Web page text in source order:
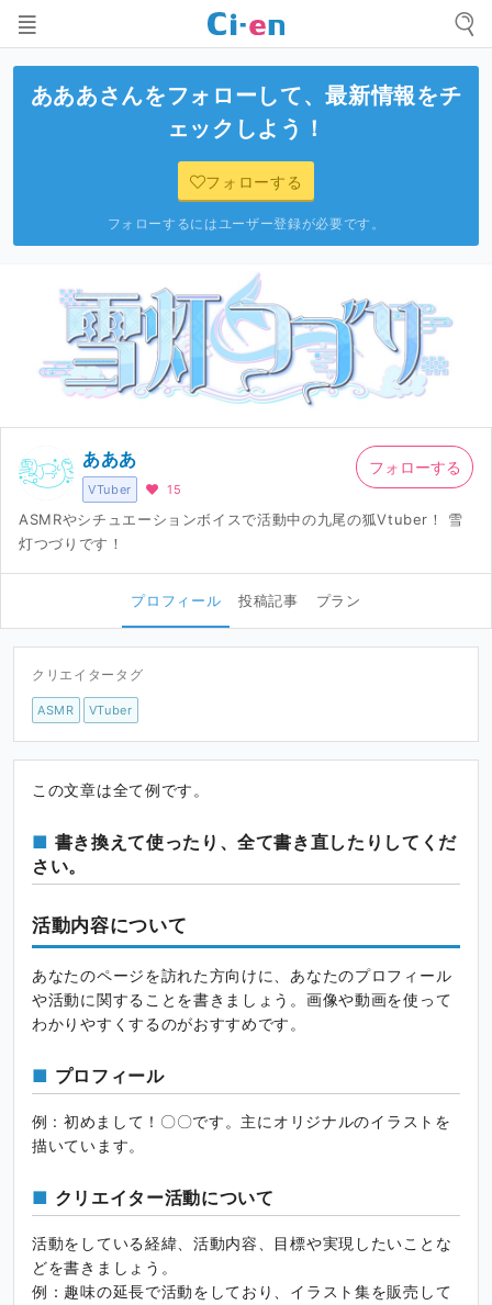
あああさんをフォローして、最新情報をチ
ェックしよう！
フォローする
フォローするにはユーザー登録が必要です。
VTuber
あああ
15
ASMRやシチュエーションボイスで活動中の九尾の狐Vtuber！ 雪
灯つづりです！
フォローする
プロフィール 投稿記事 プラン
クリエイタータグ
ASMR VTuber
この文章は全て例です。
書き換えて使ったり、全て書き直したりしてくだ
さい。
活動内容について
あなたのページを訪れた方向けに、あなたのプロフィール
や活動に関することを書きましょう。画像や動画を使って
わかりやすくするのがおすすめです。
プロフィール
例 : 初めまして！〇〇です。主にオリジナルのイラストを
描いています。
クリエイター活動について
活動をしている経緯、活動内容、目標や実現したいことな
どを書きましょう。
例：趣味の延長で活動をしており、イラスト集を販売して